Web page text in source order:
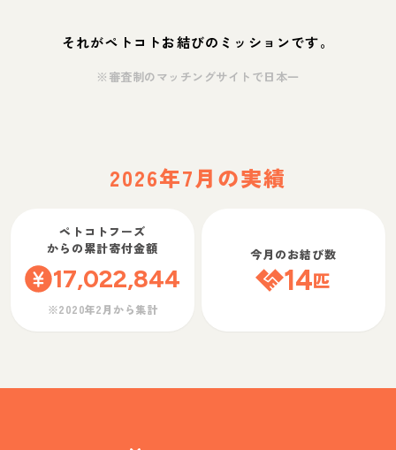
それがペトコトお結びのミッションです。
※審査制のマッチングサイトで日本一
2026年7月の実績
ペトコトフーズ
からの累計寄付金額
17,022,844
※2020年2月から集計
今月のお結び数
14匹